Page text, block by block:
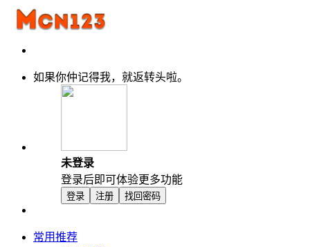
如果你仲记得我，就返转头啦。
未登录
登录后即可体验更多功能
登录 注册 找回密码
常用推荐